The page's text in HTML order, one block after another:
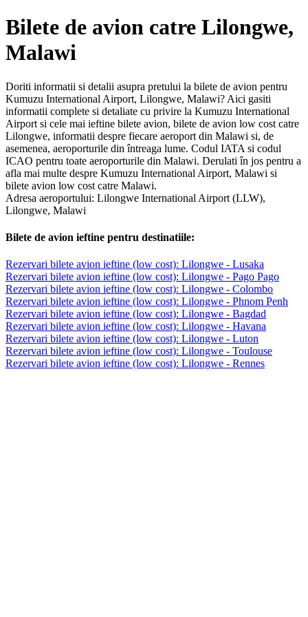
Bilete de avion catre Lilongwe,
Malawi
Doriti informatii si detalii asupra pretului la bilete de avion pentru
Kumuzu International Airport, Lilongwe, Malawi? Aici gasiti
informatii complete si detaliate cu privire la Kumuzu International
Airport si cele mai ieftine bilete avion, bilete de avion low cost catre
Lilongwe, informatii despre fiecare aeroport din Malawi si, de
asemenea, aeroporturile din întreaga lume. Codul IATA si codul
ICAO pentru toate aeroporturile din Malawi. Derulati în jos pentru a
afla mai multe despre Kumuzu International Airport, Malawi si
bilete avion low cost catre Malawi.
Adresa aeroportului: Lilongwe International Airport (LLW),
Lilongwe, Malawi
Bilete de avion ieftine pentru destinatiile:
Rezervari bilete avion ieftine (low cost): Lilongwe - Lusaka
Rezervari bilete avion ieftine (low cost): Lilongwe - Pago Pago
Rezervari bilete avion ieftine (low cost): Lilongwe - Colombo
Rezervari bilete avion ieftine (low cost): Lilongwe - Phnom Penh
Rezervari bilete avion ieftine (low cost): Lilongwe - Bagdad
Rezervari bilete avion ieftine (low cost): Lilongwe - Havana
Rezervari bilete avion ieftine (low cost): Lilongwe - Luton
Rezervari bilete avion ieftine (low cost): Lilongwe - Toulouse
Rezervari bilete avion ieftine (low cost): Lilongwe - Rennes